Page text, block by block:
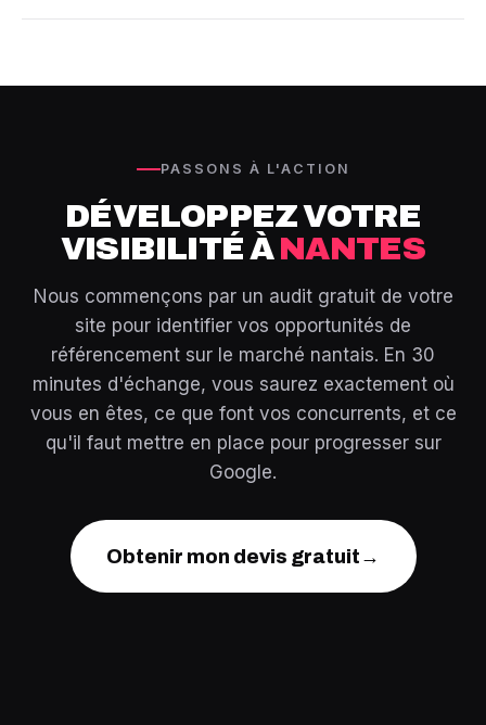
d'une expertise nationale avec une approche locale
une entreprise nantaise est de combiner les deux pour
audit identifie les points forts et les axes d'amélioration
actions de vos concurrents nantais. Ce diagnostic est
potentiel de croissance organique.
PASSONS À L'ACTION
DÉVELOPPEZ VOTRE
VISIBILITÉ ÀNANTES
Nous commençons par un audit gratuit de votre
site pour identifier vos opportunités de
référencement sur le marché nantais. En 30
minutes d'échange, vous saurez exactement où
vous en êtes, ce que font vos concurrents, et ce
qu'il faut mettre en place pour progresser sur
Google.
Obtenir mon devis gratuit →